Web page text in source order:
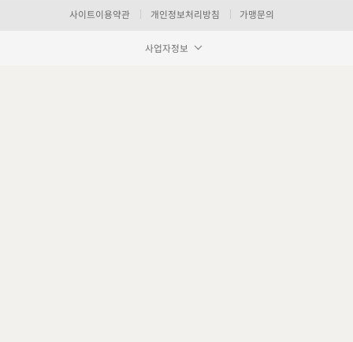
사이트이용약관 개인정보처리방침 가맹문의
사업자정보